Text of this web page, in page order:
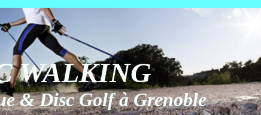
WALKING
& Disc Golf à Grenoble